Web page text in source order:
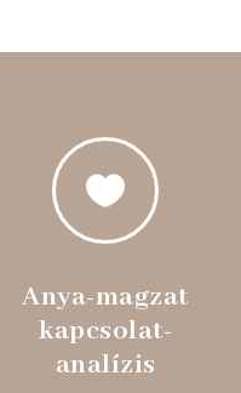

Anya-magzat
kapcsolat-
analízis